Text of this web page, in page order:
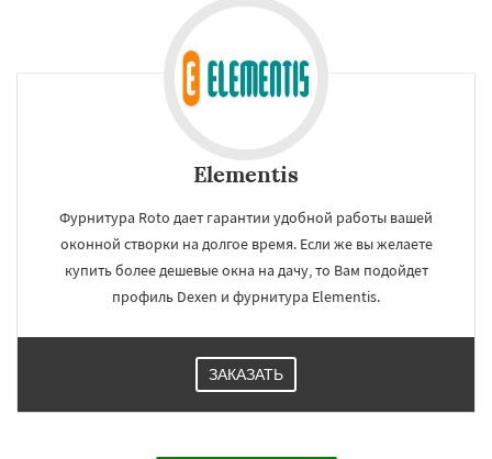
Elementis
Фурнитура Roto дает гарантии удобной работы вашей
оконной створки на долгое время. Если же вы желаете
купить более дешевые окна на дачу, то Вам подойдет
профиль Dexen и фурнитура Elementis.
ЗАКАЗАТЬ